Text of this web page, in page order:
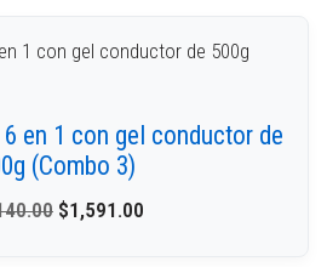
en 1 con gel conductor de
(Combo 3)
$1,591.00